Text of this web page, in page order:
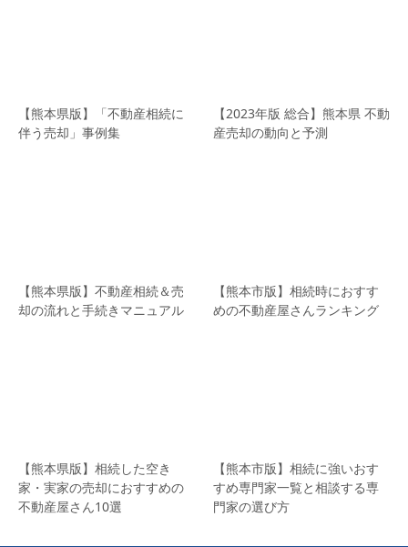
【熊本県版】「不動産相続に
伴う売却」事例集
【2023年版 総合】熊本県 不動
産売却の動向と予測
【熊本県版】不動産相続＆売
却の流れと手続きマニュアル
【熊本市版】相続時におすす
めの不動産屋さんランキング
【熊本県版】相続した空き
家・実家の売却におすすめの
不動産屋さん10選
【熊本市版】相続に強いおす
すめ専門家一覧と相談する専
門家の選び方